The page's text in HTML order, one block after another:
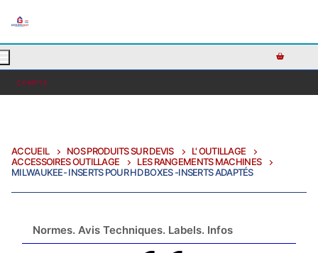
COMPTE
ACCUEIL NOS PRODUITS SUR DEVIS
L' OUTILLAGE
ACCESSOIRES OUTILLAGE
LES RANGEMENTS MACHINES
MILWAUKEE- INSERTS POUR HD BOXES -INSERTS ADAPTÉS
Normes. Avis Techniques. Labels. Infos